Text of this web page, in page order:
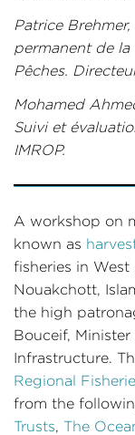
Patrice
permanent de la
Pêches.
Mohamed
Suivi et
IMROP.
A workshop on
known as
fisheries in West
Nouakchott,
the high
Bouceif,
Infrastructure.
Regional
from the
Trusts, The